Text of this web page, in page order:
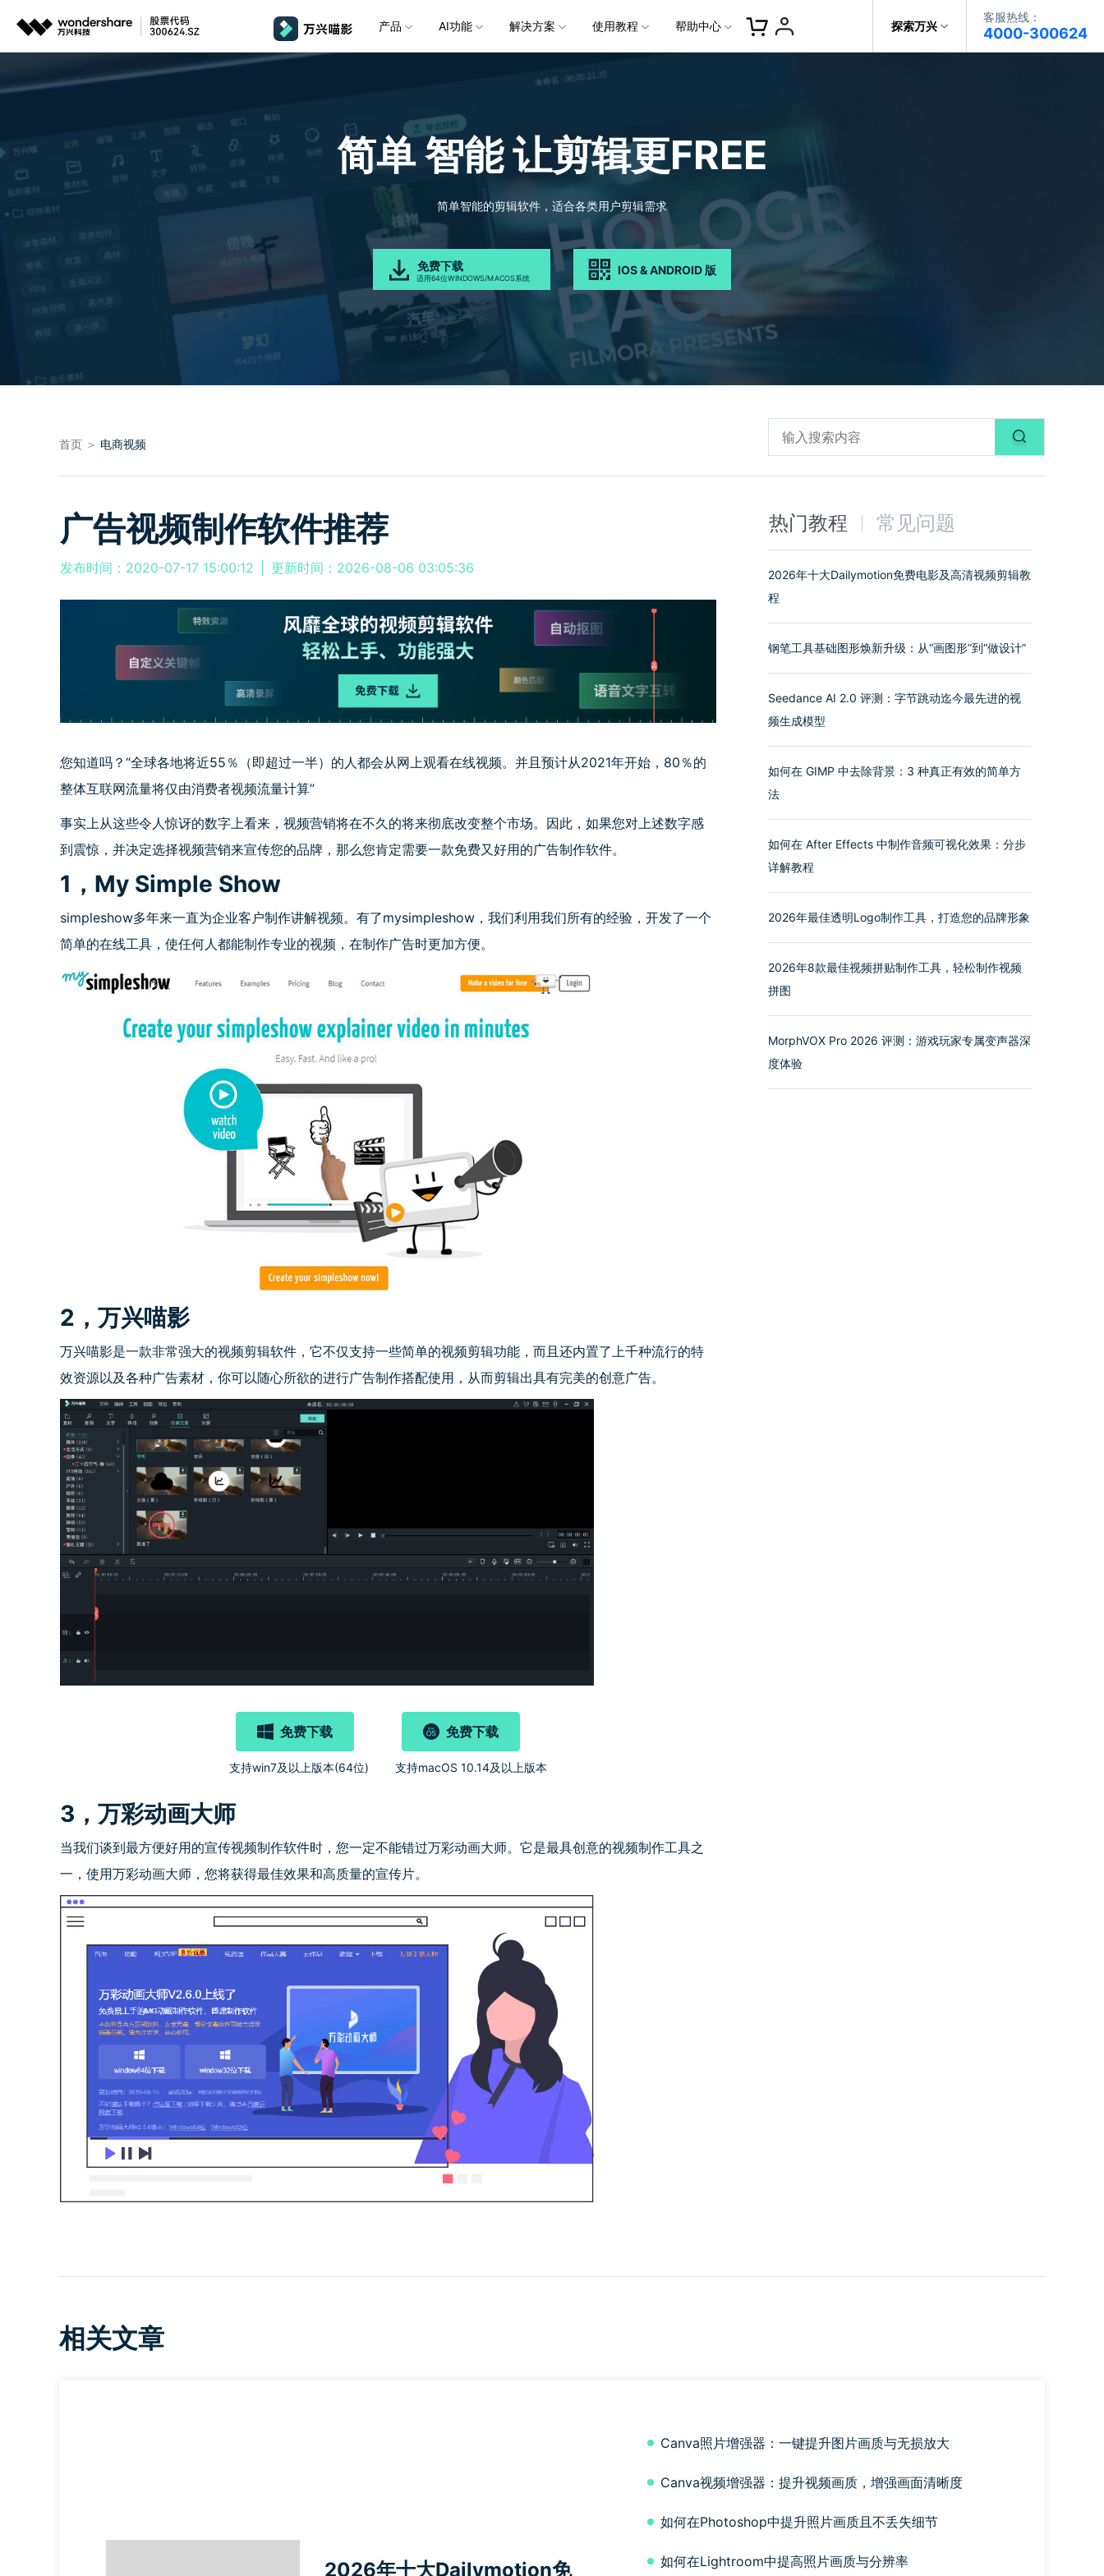
探索万兴
客服热线：
4000-300624
推荐产品
AIGC数字创意
万兴剧厂
AI驱动的一站式精品影视内容创作平台
万兴天幕
Wondershare SelfyzAI
万兴图示
一站式办公绘图利器
基于云的跨端思维导图软件
文档创意
万兴PDF
秒会的全能PDF编辑神器
万兴HiPDF
一站式在线PDF解决方案
万兴恢复专家
简单高效的数据管理软件
万兴易修
视频/照片修复一站式解决方案
新闻中心
加入我们
帮助中心
政企服务
代理商
客户案例
数字文档
创意绘图
视频创意
行业应用
交通运输
金融&银行
教育
新闻中心
新闻动态
关于万兴
社会责任
投资者关系
供应商合作
加入我们 帮助中心 客服热线：
4000-300624
产品
桌面版 Windows 版本
MacOS 版本
HarmonyOS 版本
移动端 iOS & Android 版本
视频
关键帧
NEW
平面追踪 NEW
音频
高光卡点
音频闪避
音视频同步
文本
文字路径动画
文字动画
花字与标题编辑
发现更多功能 >
视频特效
音频库
免费下载
AI功能
AI 提效
所有人工智能工具 >
AI 文本转视频 NEW
AI 图生视频 NEW
AI 绘画
AI 视频续写 NEW
AI 生成音效 NEW
文字转语音
AI 音乐生成
免费下载
解决方案
商用无忧
全新AI灵感加速器，提升团队协作效率，全
方位赋能商业视频创作过程
党政宣传
快速打造高级大气的党政宣传片
轻松制作有颜有料的知识教程
新闻传媒
一键输出专业精良的资讯报道
电商运营
批量生产高转化率的带货营销视频
自媒体创作
快人一步剪辑高流量的爆款视频
万兴喵影鸿蒙版首发
使用教程
基础教学
自制教程
视频抠图
音频剪辑
文本字幕
颜色编辑
影视娱乐
娱乐剪辑
影视制作
游戏电竞
教育培训
学校教育
企业培训
节日庆典
婚礼视频
生日聚会
广告宣传
日常视频
生活Vlog
视频教程
跟着达人视频学剪辑， 小白也能
玩转特效大片
喵影学社
提供人门到精通的全方位视频剪辑
课程满足各类场景的创作需求
帮助中心
常见问题
排除产品使用故障
设备支持
了解支持的系统、CPU和GPU信息
产品社区
在线社区，与产品经理 1 v 1
版本日志
了解最新迭代信息，体验最新功能
了解AI 积分消耗规则
授权说明
万兴素材
免费下载
简单 智能让剪辑更FREE
简单智能的剪辑软件，适合各类用户剪辑需求
免费下载
适用64位WINDOWS/MACOS系统
IOS & ANDROID 版
首页 ＞ 电商视频
广告视频制作软件推荐
发布时间：2020-07-17 15:00:12 更新时间：2026-08-06 03:05:36
您知道吗？“全球各地将近55％（即超过一半）的人都会从网上观看在线视频。并且预计从2021年开始，80％的
整体互联网流量将仅由消费者视频流量计算”
事实上从这些令人惊讶的数字上看来，视频营销将在不久的将来彻底改变整个市场。因此，如果您对上述数字感
到震惊，并决定选择视频营销来宣传您的品牌，那么您肯定需要一款免费又好用的广告制作软件。
1，My Simple Show
simpleshow多年来一直为企业客户制作讲解视频。有了mysimpleshow，我们利用我们所有的经验，开发了一个
简单的在线工具，使任何人都能制作专业的视频，在制作广告时更加方便。
2，万兴喵影
万兴喵影是一款非常强大的视频剪辑软件，它不仅支持一些简单的视频剪辑功能，而且还内置了上千种流行的特
效资源以及各种广告素材，你可以随心所欲的进行广告制作搭配使用，从而剪辑出具有完美的创意广告。
免费下载
支持win7及以上版本(64位)
免费下载
支持macOS 10.14及以上版本
3，万彩动画大师
当我们谈到最方便好用的宣传视频制作软件时，您一定不能错过万彩动画大师。它是最具创意的视频制作工具之
一，使用万彩动画大师，您将获得最佳效果和高质量的宣传片。
热门教程 常见问题
2026年十大Dailymotion免费电影及高清视频剪辑教
程
钢笔工具基础图形焕新升级：从“画图形”到“做设计”
Seedance AI 2.0 评测：字节跳动迄今最先进的视
频生成模型
如何在 GIMP 中去除背景：3 种真正有效的简单方
法
如何在 After Effects 中制作音频可视化效果：分步
详解教程
2026年最佳透明Logo制作工具，打造您的品牌形象
2026年8款最佳视频拼贴制作工具，轻松制作视频
拼图
MorphVOX Pro 2026 评测：游戏玩家专属变声器深
度体验
相关文章
2026年十大Dailymotion免
Canva照片增强器：一键提升图片画质与无损放大
Canva视频增强器：提升视频画质，增强画面清晰度
如何在Photoshop中提升照片画质且不丢失细节
如何在Lightroom中提高照片画质与分辨率